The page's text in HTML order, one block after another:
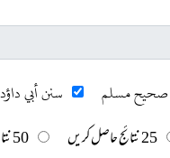
صحيح مسلم سنن أبي داؤد
25 نتائج حاصل کریں 50 نتائج حاصل کریں